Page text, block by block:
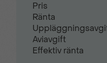
Pris
Ränta
Aviavgift
Effektiv ränta